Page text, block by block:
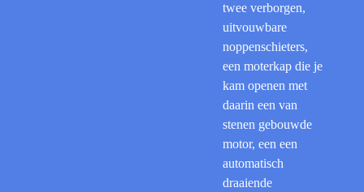
twee verborgen,
uitvouwbare
noppenschieters,
een moterkap die je
kam openen met
daarin een van
stenen gebouwde
motor, een een
automatisch
draaiende